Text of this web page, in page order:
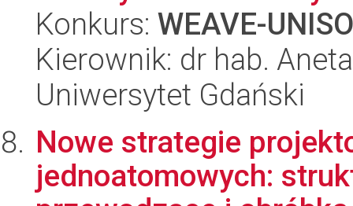
Konkurs: WEAVE-
Kierownik: dr hab.
Uniwersytet Gdański
Nowe strategie
jednoatomowych: